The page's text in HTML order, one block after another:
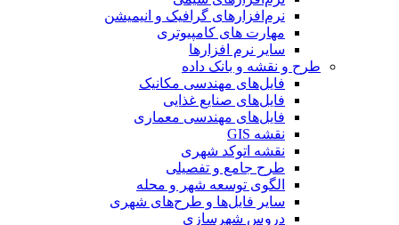
نرم‌افزارهای گرافیک و انیمیشن
مهارت های کامپیوتری
سایر نرم افزارها
طرح و نقشه و بانک داده
فایل‌های مهندسی مکانیک
فایل‌های صنایع غذایی
فایل‌های مهندسی معماری
نقشه GIS
نقشه اتوکد شهری
طرح جامع و تفصیلی
الگوی توسعه شهر و محله
سایر فایل‌ها و طرح‌های شهری
دروس شهرسازی